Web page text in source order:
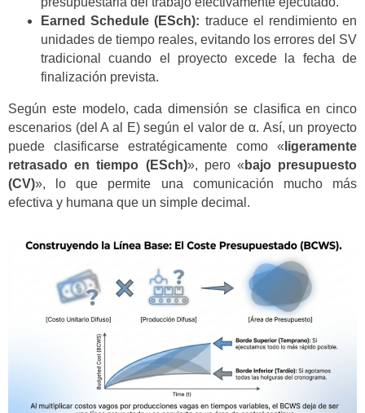
Earned Schedule (ESch): traduce el rendimiento en
unidades de tiempo reales, evitando los errores del SV
tradicional cuando el proyecto excede la fecha de
finalización prevista.
Según este modelo, cada dimensión se clasifica en cinco
escenarios (del A al E) según el valor de α. Así, un proyecto
puede clasificarse estratégicamente como « ligeramente
retrasado en tiempo (ESch)», pero « bajo presupuesto
(CV)», lo que permite una comunicación mucho más
efectiva y humana que un simple decimal.